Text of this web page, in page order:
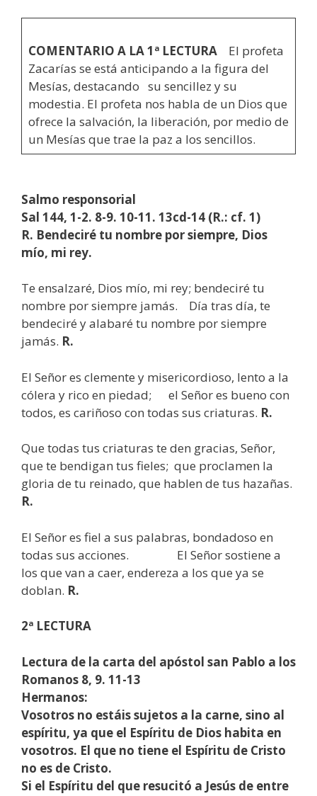
COMENTARIO A LA 1ª LECTURAEl profeta
Zacarías se está anticipando a la figura del
Mesías, destacando su sencillez y su
modestia. El profeta nos habla de un Dios que
ofrece la salvación, la liberación, por medio de
un Mesías que trae la paz a los sencillos.
Salmo responsorial
Sal 144, 1-2. 8-9. 10-11. 13cd-14 (R.: cf. 1)
R. Bendeciré tu nombre por siempre, Dios
mío, mi rey.
Te ensalzaré, Dios mío, mi rey; bendeciré tu
nombre por siempre jamás. Día tras día, te
bendeciré y alabaré tu nombre por siempre
jamás. R.
El Señor es clemente y misericordioso, lento a la
cólera y rico en piedad; el Señor es bueno con
todos, es cariñoso con todas sus criaturas. R.
Que todas tus criaturas te den gracias, Señor,
que te bendigan tus fieles; que proclamen la
gloria de tu reinado, que hablen de tus hazañas.
R.
El Señor es fiel a sus palabras, bondadoso en
todas sus acciones. El Señor sostiene a
los que van a caer, endereza a los que ya se
doblan. R.
2ª LECTURA
Lectura de la carta del apóstol san Pablo a los
Romanos 8, 9. 11-13
Hermanos:
Vosotros no estáis sujetos a la carne, sino al
espíritu, ya que el Espíritu de Dios habita en
vosotros. El que no tiene el Espíritu de Cristo
no es de Cristo.
Si el Espíritu del que resucitó a Jesús de entre